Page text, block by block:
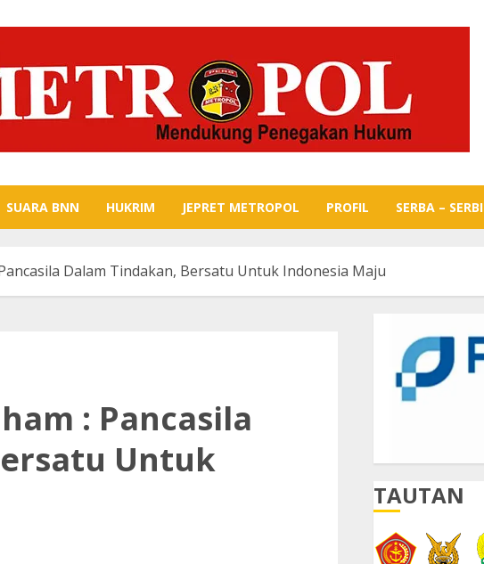
SUARA BNN HUKRIM JEPRET METROPOL PROFIL SERBA – SERBI
Dalam Tindakan, Bersatu Untuk Indonesia Maju
: Pancasila
Untuk
TAUTAN